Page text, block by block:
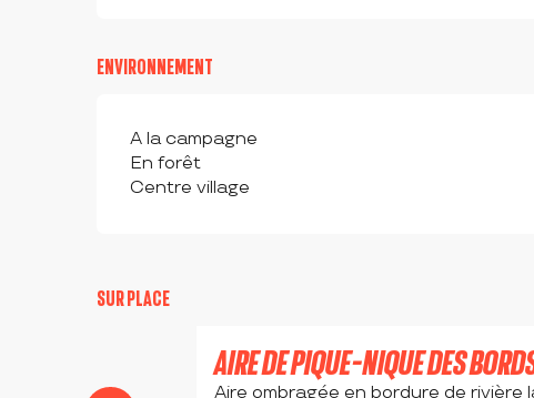
ENVIRONNEMENT
A la campagne
En forêt
Centre village
SUR PLACE
AIRE DE PIQUE-NIQUE DES
Aire ombragée en bordure de